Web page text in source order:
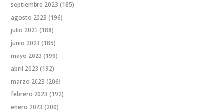
septiembre 2023 (185)
agosto 2023 (196)
julio 2023 (188)
junio 2023 (185)
mayo 2023 (199)
abril 2023 (192)
marzo 2023 (206)
febrero 2023 (192)
enero 2023 (200)